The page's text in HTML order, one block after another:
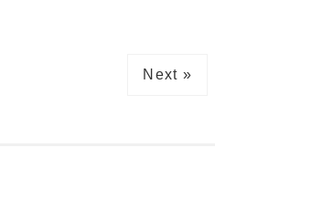
Next »